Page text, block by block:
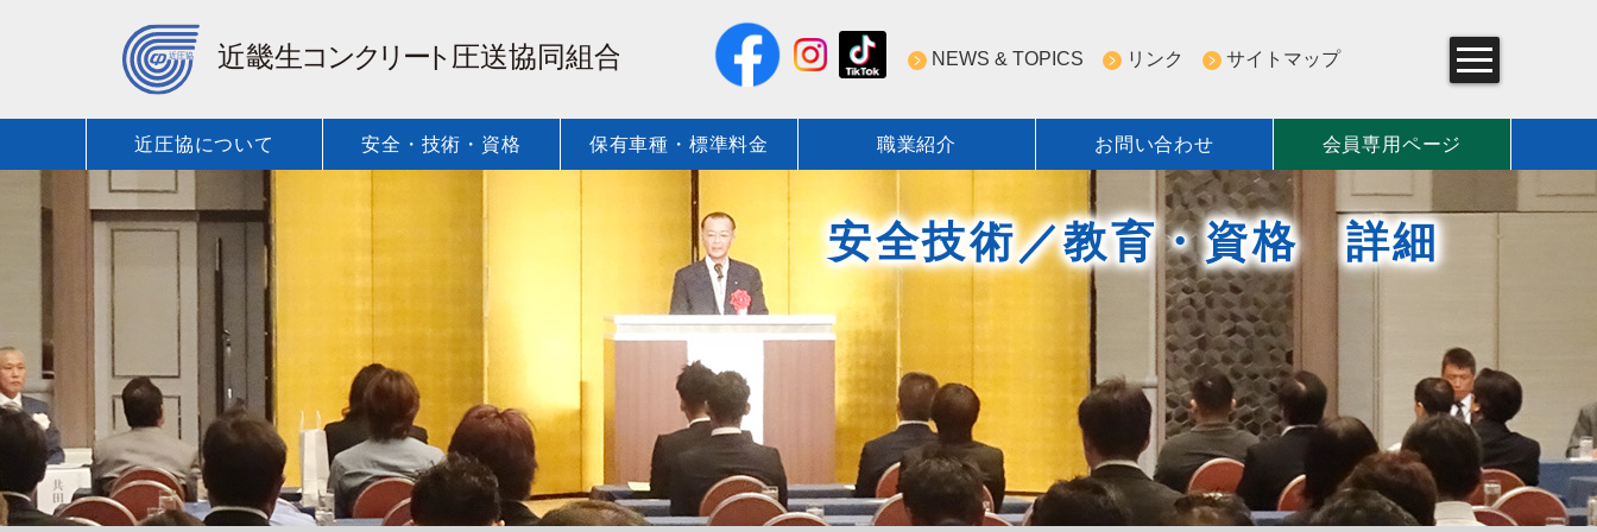
NEWS & TOPICS リンク サイトマップ
近圧協について
近圧協について
標準圧送料金表
会員紹介
安全・技術・資格
安全・技術・資格
近圧協の安全・技術への取組み
近圧協の技術力
安全技術／資格・教育 行事一覧
コンクリート圧送業の資格について
圧送技術研究会
近圧協安全施工管理
ポンプ圧送性評価ソフト
教育DVD
保有車種・標準料金
保有車種・標準料金
標準圧送料金表
職業紹介 お問い合わせ 会員専用ページ
安全技術／教育・資格 詳細